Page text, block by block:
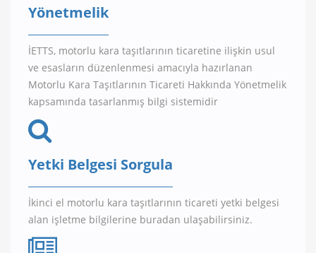
Yönetmelik
İETTS, motorlu kara taşıtlarının ticaretine ilişkin usul
ve esasların düzenlenmesi amacıyla hazırlanan
Motorlu Kara Taşıtlarının Ticareti Hakkında Yönetmelik
kapsamında tasarlanmış bilgi sistemidir
Yetki Belgesi Sorgula
İkinci el motorlu kara taşıtlarının ticareti yetki belgesi
alan işletme bilgilerine buradan ulaşabilirsiniz.